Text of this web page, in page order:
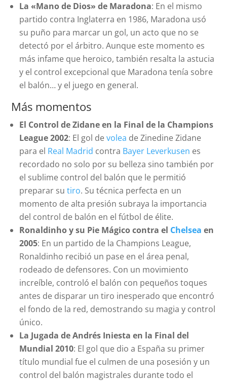
La «Mano de Dios» de Maradona: En el mismo
partido contra Inglaterra en 1986, Maradona usó
su puño para marcar un gol, un acto que no se
detectó por el árbitro. Aunque este momento es
más infame que heroico, también resalta la astucia
y el control excepcional que Maradona tenía sobre
el balón… y el juego en general.
Más momentos
El Control de Zidane en la Final de la Champions
League 2002: El gol devolea de Zinedine Zidane
para el Real Madrid contra Bayer Leverkusen es
recordado no solo por su belleza sino también por
el sublime control del balón que le permitió
preparar sutiro. Su técnica perfecta en un
momento de alta presión subraya la importancia
del control de balón en el fútbol de élite.
Ronaldinho y su Pie Mágico contra el Chelsea en
2005: En un partido de la Champions League,
Ronaldinho recibió un pase en el área penal,
rodeado de defensores. Con un movimiento
increíble, controló el balón con pequeños toques
antes de disparar un tiro inesperado que encontró
el fondo de la red, demostrando su magia y control
único.
La Jugada de Andrés Iniesta en la Final del
Mundial 2010: El gol que dio a España su primer
título mundial fue el culmen de una posesión y un
control del balón magistrales durante todo el